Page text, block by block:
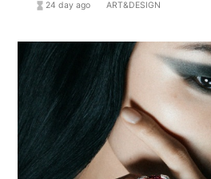
hourglass_full 24 day ago ART&DESIGN